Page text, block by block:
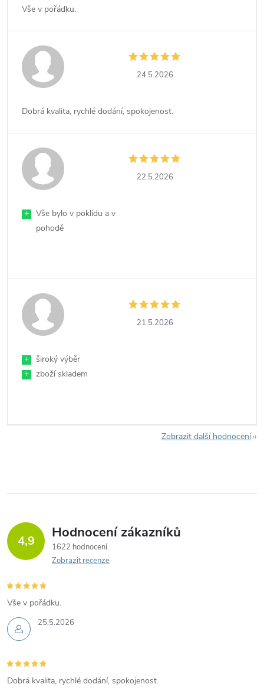
Vše v pořádku.
24.5.2026
Dobrá kvalita, rychlé dodání, spokojenost.
22.5.2026
+
Vše bylo v poklidu a v
pohodě
21.5.2026
+
široký výběr
+
zboží skladem
Zobrazit další hodnocení
4,9 Hodnocení zákazníků
1622 hodnocení
Zobrazit recenze
25.5.2026
Vše v pořádku.
Dobrá kvalita, rychlé dodání, spokojenost.